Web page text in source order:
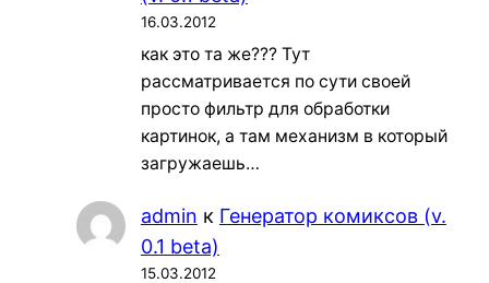
16.03.2012
как это та же??? Тут
рассматривается по сути своей
просто фильтр для обработки
картинок, а там механизм в который
загружаешь…
admin к Генератор комиксов (v.
0.1 beta)
15.03.2012